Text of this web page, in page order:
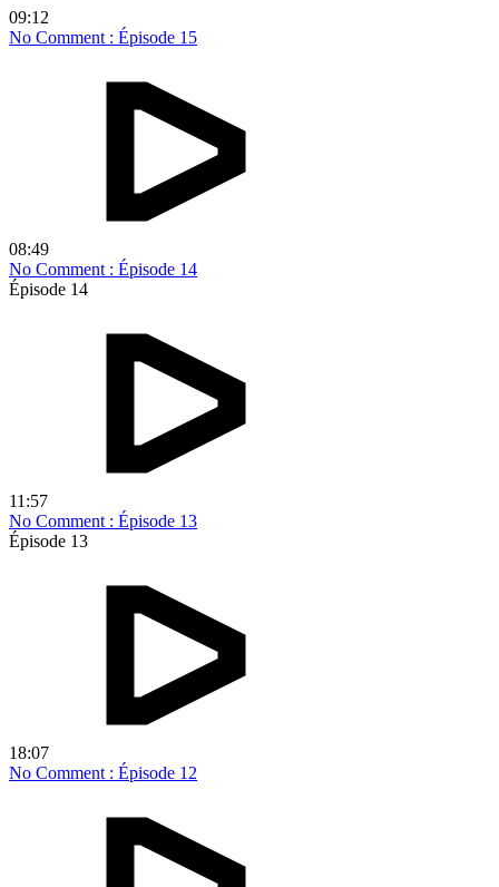
09:12
No Comment : Épisode 15
08:49
No Comment : Épisode 14
Épisode 14
11:57
No Comment : Épisode 13
Épisode 13
18:07
No Comment : Épisode 12